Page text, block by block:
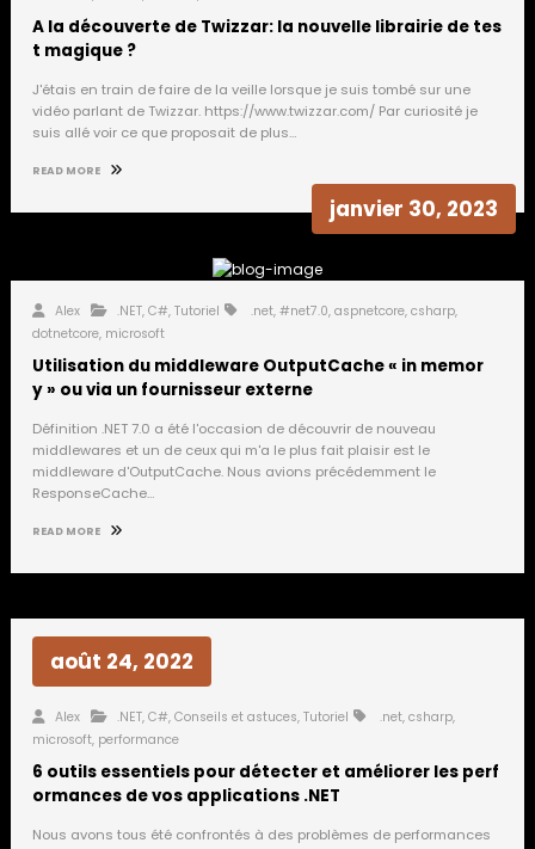
A la découverte de Twizzar: la nouvelle librairie de tes
t magique ?
J'étais en train de faire de la veille lorsque je suis tombé sur une
vidéo parlant de Twizzar. https://www.twizzar.com/ Par curiosité je
suis allé voir ce que proposait de plus…
READ MORE
janvier 30, 2023
Alex .NET, C#, Tutoriel .net, #net7.0, aspnetcore, csharp,
dotnetcore, microsoft
Utilisation du middleware OutputCache « in memor
y » ou via un fournisseur externe
Définition .NET 7.0 a été l'occasion de découvrir de nouveau
middlewares et un de ceux qui m'a le plus fait plaisir est le
middleware d'OutputCache. Nous avions précédemment le
ResponseCache…
READ MORE
août 24, 2022
Alex .NET, C#, Conseils et astuces, Tutoriel .net, csharp,
microsoft, performance
6 outils essentiels pour détecter et améliorer les perf
ormances de vos applications .NET
Nous avons tous été confrontés à des problèmes de performances